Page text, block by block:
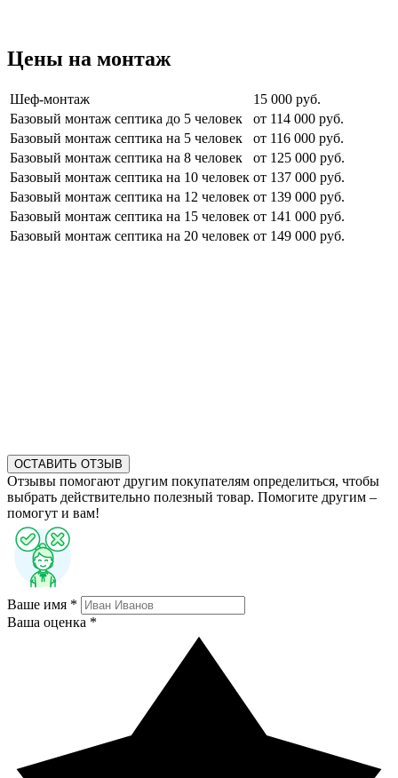
Цены на монтаж
Шеф-монтаж
15 000 руб.
Базовый монтаж септика до 5 человек
от 114 000 руб.
Базовый монтаж септика на 5 человек
от 116 000 руб.
Базовый монтаж септика на 8 человек
от 125 000 руб.
Базовый монтаж септика на 10 человек от 137 000 руб.
Базовый монтаж септика на 12 человек от 139 000 руб.
Базовый монтаж септика на 15 человек от 141 000 руб.
Базовый монтаж септика на 20 человек от 149 000 руб.
ОСТАВИТЬ ОТЗЫВ
Отзывы помогают другим покупателям определиться, чтобы
выбрать действительно полезный товар. Помогите другим –
помогут и вам!
Ваше имя *
Ваша оценка *